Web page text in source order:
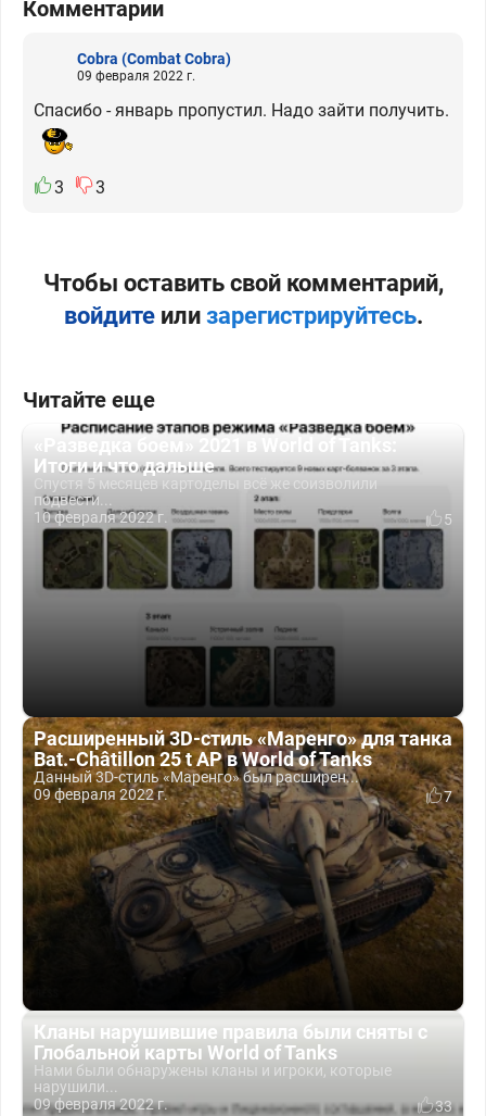
Комментарии
Cobra (Combat Cobra)
09 февраля 2022 г.
Спасибо - январь пропустил. Надо зайти получить.
3 3
Чтобы оставить свой комментарий,
войдитеили зарегистрируйтесь.
Читайте еще
Итоги и что дальше
Спустя 5 месяцев картоделы всё же соизволили
подвести...
10 февраля 2022 г.
5
Расширенный 3D-стиль «Маренго» для танка
Bat.-Châtillon 25 t AP в World of Tanks
Данный 3D-cтиль «Маренго» был расширен...
09 февраля 2022 г.
7
Кланы нарушившие правила были сняты с
Глобальной карты World of Tanks
Нами были обнаружены кланы и игроки, которые
нарушили...
09 февраля 2022 г.
33